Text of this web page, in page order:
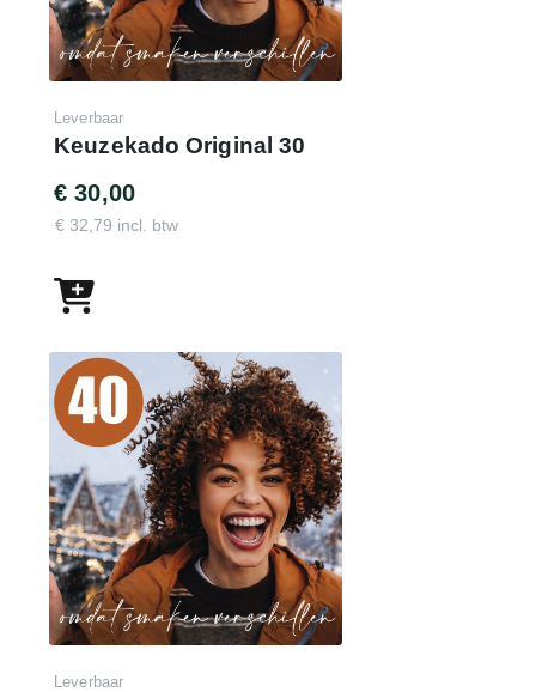
Leverbaar
Keuzekado Original 30
€ 30,00
€ 32,79 incl. btw
Leverbaar